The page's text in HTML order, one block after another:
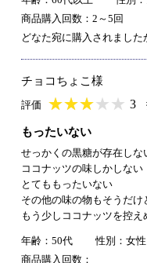
商品購入回数：2～5回
どなた宛に購入されまし
チョコちょこ様
評価 ★★★★★
★★★★★ 3
もったいない
せっかくの黒糖が存在しな
ココナッツの味しかしない
とてももったいない
その他の味の物もそうだけ
もう少しココナッツを控え
年齢：50代
性別：女性
商品購入回数：